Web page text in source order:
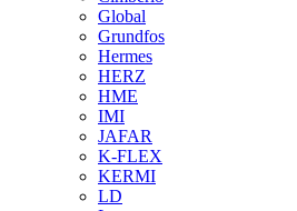
Global
Grundfos
Hermes
HERZ
HME
IMI
JAFAR
K-FLEX
KERMI
LD